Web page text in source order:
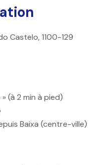
Castelo, 1100-129
(à 2 min à pied)
Baixa (centre-ville)